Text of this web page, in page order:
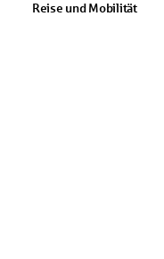
Reise und Mobilität